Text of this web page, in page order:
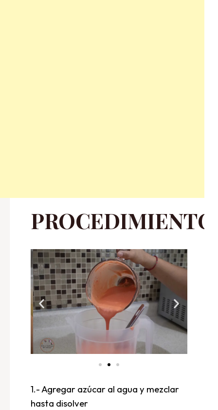
PROCEDIMIENTO
1.- Agregar azúcar al agua y mezclar
hasta disolver